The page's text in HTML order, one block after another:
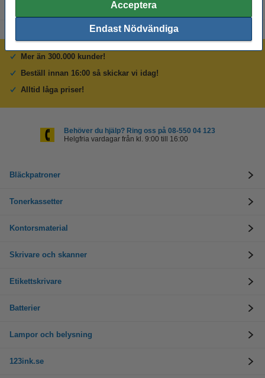
Acceptera
Endast Nödvändiga
Mer än 300.000 kunder!
Beställ innan 16:00 så skickar vi idag!
Alltid låga priser!
Behöver du hjälp? Ring oss på 08-550 04 123
Helgfria vardagar från kl. 9:00 till 16:00
Bläckpatroner
Tonerkassetter
Kontorsmaterial
Skrivare och skanner
Etikettskrivare
Batterier
Lampor och belysning
123ink.se